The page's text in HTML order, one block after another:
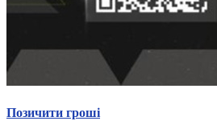
Декларації
Позичити гроші